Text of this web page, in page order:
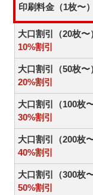
印刷料金（1枚〜）
大口割引（20枚〜
10%割引
大口割引（50枚〜
20%割引
大口割引（100枚〜
30%割引
大口割引（200枚〜
40%割引
大口割引（300枚〜
50%割引